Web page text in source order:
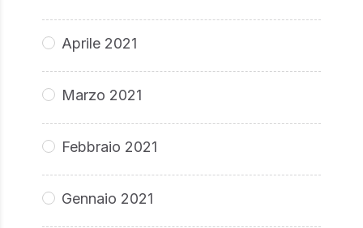
Aprile 2021
Marzo 2021
Febbraio 2021
Gennaio 2021